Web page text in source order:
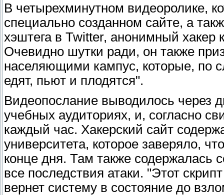
В четырехминутном видеоролике,
специально созданном сайте, а
хэштега в Twitter, анонимный хакер
Очевидно шутки ради, он также
населяющими кампус, которые, по
едят, пьют и плодятся".
Видеопослание выводилось через
учебных аудиториях, и, согласно
каждый час. Хакерский сайт
университета, которое заверяло,
конце дня. Там также содержалась
все последствия атаки. "Этот
вернет систему в состояние до